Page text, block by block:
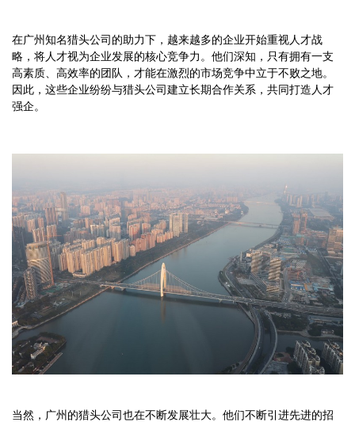
在广州知名猎头公司的助力下，越来越多的企业开始重视人才战
略，将人才视为企业发展的核心竞争力。他们深知，只有拥有一支
高素质、高效率的团队，才能在激烈的市场竞争中立于不败之地。
因此，这些企业纷纷与猎头公司建立长期合作关系，共同打造人才
强企。
当然，广州的猎头公司也在不断发展壮大。他们不断引进先进的招